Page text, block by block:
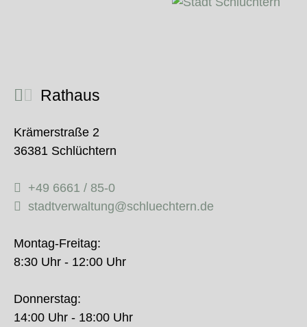
Rathaus
Krämerstraße 2
36381 Schlüchtern
+49 6661 / 85-0
stadtverwaltung@schluechtern.de
Montag-Freitag:
8:30 Uhr - 12:00 Uhr
Donnerstag:
14:00 Uhr - 18:00 Uhr